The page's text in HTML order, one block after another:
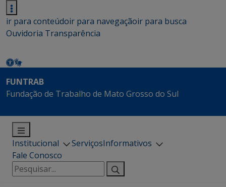
ir para conteúdoir para navegaçãoir para busca
Ouvidoria Transparência
FUNTRAB
Fundação de Trabalho de Mato Grosso do Sul
Institucional ServiçosInformativos
Fale Conosco
Pesquisar
por: